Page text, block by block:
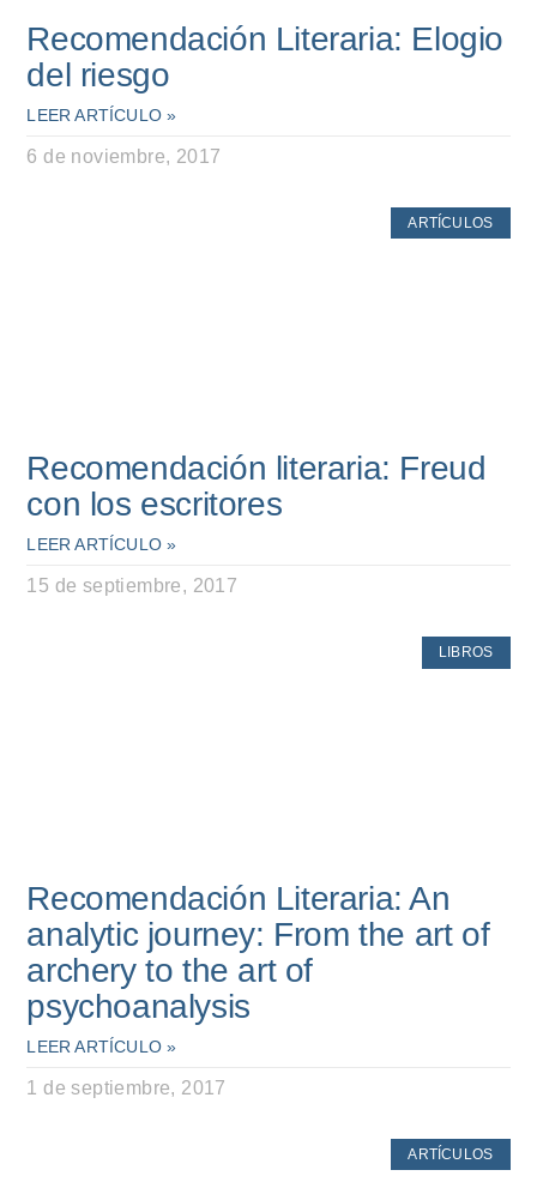
Recomendación Literaria: Elogio
del riesgo
LEER ARTÍCULO »
6 de noviembre, 2017
ARTÍCULOS
Recomendación literaria: Freud
con los escritores
LEER ARTÍCULO »
15 de septiembre, 2017
LIBROS
Recomendación Literaria: An
analytic journey: From the art of
archery to the art of
psychoanalysis
LEER ARTÍCULO »
1 de septiembre, 2017
ARTÍCULOS